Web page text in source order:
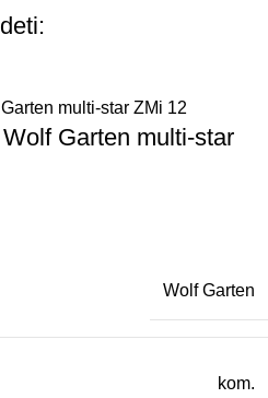
Garten multi-star
Wolf Garten
kom.